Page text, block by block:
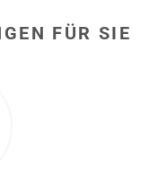
FÜR SIE